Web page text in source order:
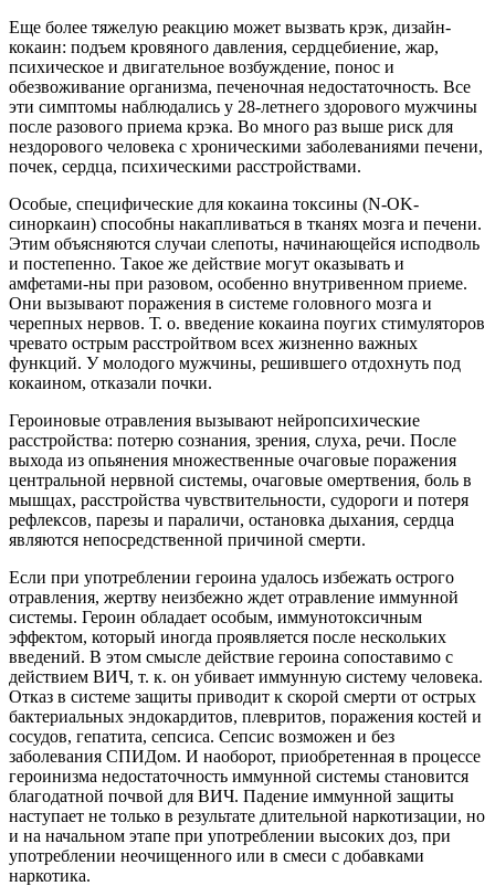
Еще более тяжелую реакцию может вызвать крэк, дизайн-
кокаин: подъем кровяного давления, сердцебиение, жар,
психическое и двигательное возбуждение, понос и
обезвоживание организма, печеночная недостаточность. Все
эти симптомы наблюдались у 28-летнего здорового мужчины
после разового приема крэка. Во много раз выше риск для
нездорового человека с хроническими заболеваниями печени,
почек, сердца, психическими расстройствами.
Особые, специфические для кокаина токсины (N-OK-
синоркаин) способны накапливаться в тканях мозга и печени.
Этим объясняются случаи слепоты, начинающейся исподволь
и постепенно. Такое же действие могут оказывать и
амфетами-ны при разовом, особенно внутривенном приеме.
Они вызывают поражения в системе головного мозга и
черепных нервов. Т. о. введение кокаина поугих стимуляторов
чревато острым расстройтвом всех жизненно важных
функций. У молодого мужчины, решившего отдохнуть под
кокаином, отказали почки.
Героиновые отравления вызывают нейропсихические
расстройства: потерю сознания, зрения, слуха, речи. После
выхода из опьянения множественные очаговые поражения
центральной нервной системы, очаговые омертвения, боль в
мышцах, расстройства чувствительности, судороги и потеря
рефлексов, парезы и параличи, остановка дыхания, сердца
являются непосредственной при­чиной смерти.
Если при употреблении героина удалось избежать острого
отравления, жертву неизбежно ждет отравление иммунной
системы. Героин обладает особым, иммунотоксичным
эффектом, который иногда проявляется после нескольких
введений. В этом смысле действие героина сопоставимо с
действием ВИЧ, т. к. он убивает иммунную систему человека.
Отказ в системе защиты приводит к скорой смерти от острых
бактериальных эндокардитов, плевритов, поражения костей и
сосудов, гепатита, сепсиса. Сепсис возможен и без
заболевания СПИДом. И наоборот, приобретенная в процессе
героинизма недостаточность иммунной системы становится
благодатной почвой для ВИЧ. Падение иммунной защиты
наступает не только в результате длительной наркотизации, но
и на начальном этапе при употреблении высоких доз, при
употреблении неочищенного или в смеси с добавками
наркотика.